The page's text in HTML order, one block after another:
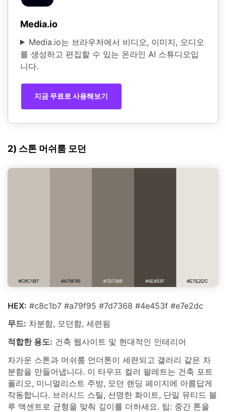
Media.io
Media.io는 브라우저에서 비디오, 이미지, 오디오
를 생성하고 편집할 수 있는 온라인 AI 스튜디오입
니다.
지금 무료로 사용해보기
2) 스톤 머쉬룸 모던
HEX: #c8c1b7 #a79f95 #7d7368 #4e453f #e7e2dc
무드: 차분함, 모던함, 세련됨
적합한 용도: 건축 웹사이트 및 현대적인 인테리어
차가운 스톤과 머쉬룸 언더톤이 세련되고 갤러리 같은 차
분함을 만들어냅니다. 이 타우프 컬러 팔레트는 건축 포트
폴리오, 미니멀리스트 주방, 모던 랜딩 페이지에 아름답게
작동합니다. 브러시드 스틸, 선명한 화이트, 단일 뮤티드 블
루 액센트로 균형을 맞춰 깊이를 더하세요. 팁: 중간 톤을